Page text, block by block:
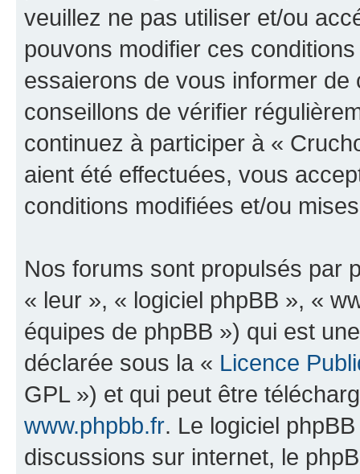
veuillez ne pas utiliser et/ou
pouvons modifier ces
essaierons de vous informer
conseillons de vérifier
continuez à participer à «
aient été effectuées, vous
conditions modifiées et/ou
Nos forums sont propulsés par
« leur », « logiciel phpBB », «
équipes de phpBB ») qui est
déclarée sous la « Licence
GPL ») et qui peut être
www.phpbb.fr. Le logiciel
discussions sur internet, le